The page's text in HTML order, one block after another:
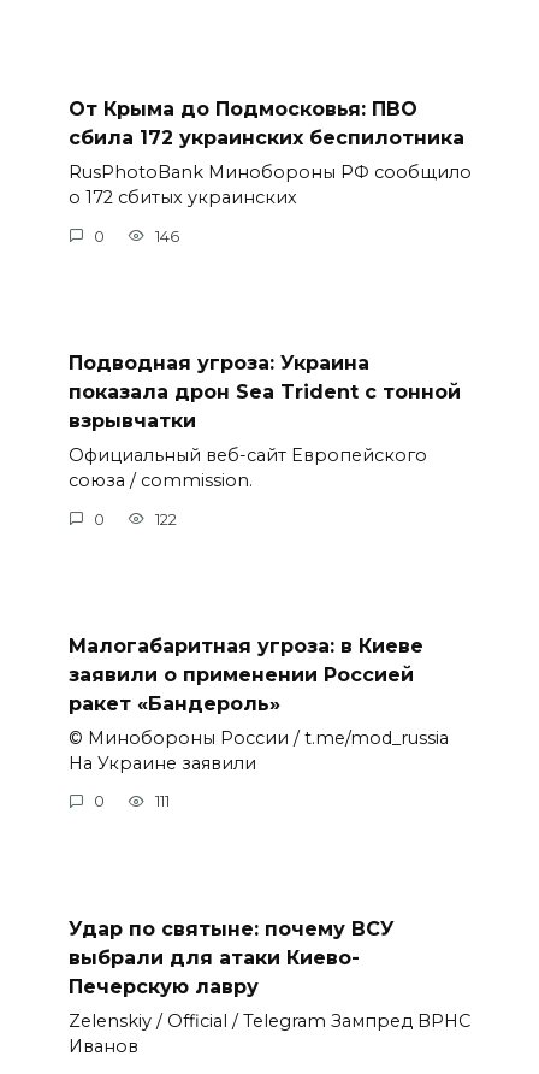
От Крыма до Подмосковья: ПВО
сбила 172 украинских беспилотника
RusPhotoBank Минобороны РФ сообщило
о 172 сбитых украинских
0 146
Подводная угроза: Украина
показала дрон Sea Trident с тонной
взрывчатки
Официальный веб-сайт Европейского
союза / commission.
0 122
Малогабаритная угроза: в Киеве
заявили о применении Россией
ракет «Бандероль»
© Минобороны России / t.me/mod_russia
На Украине заявили
0 111
Удар по святыне: почему ВСУ
выбрали для атаки Киево-
Печерскую лавру
Zеlеnskiу / Оfficiаl / Telegram Зампред ВРНС
Иванов